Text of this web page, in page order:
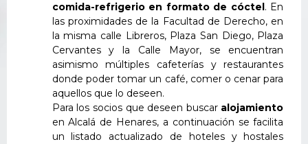
comida-refrigerio en formato de cóctel. En
las proximidades de la Facultad de Derecho, en
la misma calle Libreros, Plaza San Diego, Plaza
Cervantes y la Calle Mayor, se encuentran
asimismo múltiples cafeterías y restaurantes
donde poder tomar un café, comer o cenar para
aquellos que lo deseen.
Para los socios que deseen buscar alojamiento
en Alcalá de Henares, a continuación se facilita
un listado actualizado de hoteles y hostales